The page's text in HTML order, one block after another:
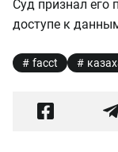
Суд признал
доступе к
facct